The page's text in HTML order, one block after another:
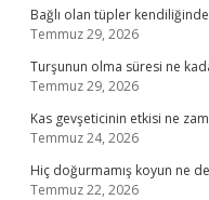
Bağlı olan tüpler
Temmuz 29, 2026
Turşunun olma süresi ne
Temmuz 29, 2026
Kas gevşeticinin etkisi ne
Temmuz 24, 2026
Hiç doğurmamış koyun ne
Temmuz 22, 2026